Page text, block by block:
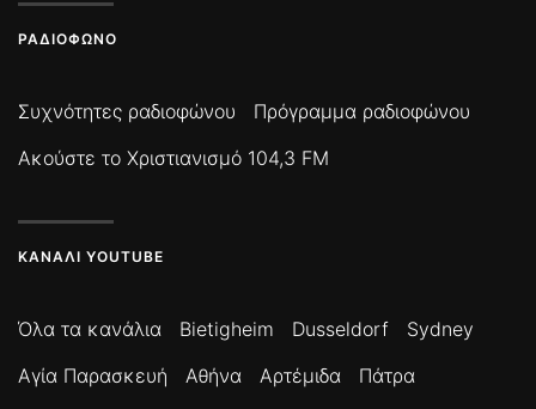
ΡΑΔΙΌΦΩΝΟ
Συχνότητες ραδιοφώνου
Πρόγραμμα ραδιοφώνου
Ακούστε το Χριστιανισμό 104,3 FM
ΚΑΝΆΛΙ YOUTUBE
Όλα τα κανάλια Bietigheim Dusseldorf
Sydney
Αγία Παρασκευή
Αθήνα Αρτέμιδα
Πάτρα